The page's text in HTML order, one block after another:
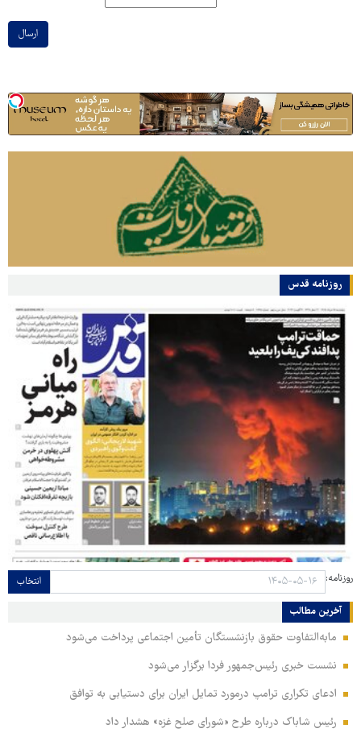
ارسال
روزنامه قدس
روزنامه: انتخاب
آخرین مطالب
مابه‌التفاوت حقوق بازنشستگان تأمین اجتماعی پرداخت می‌شود
نشست خبری رئیس‌جمهور فردا برگزار می‌شود
ادعای تکراری ترامپ درمورد تمایل ایران برای دستیابی به توافق
رئیس شاباک درباره طرح «شورای صلح غزه» هشدار داد